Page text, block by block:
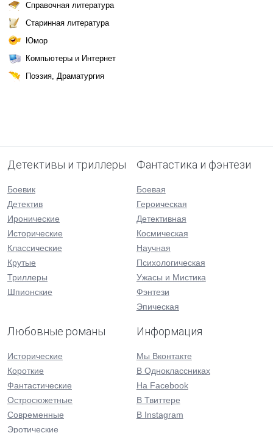
Справочная литература
Старинная литература
Юмор
Компьютеры и Интернет
Поэзия, Драматургия
Детективы и триллеры
Боевик
Детектив
Иронические
Исторические
Классические
Крутые
Триллеры
Шпионские
Фантастика и фэнтези
Боевая
Героическая
Детективная
Космическая
Научная
Психологическая
Ужасы и Мистика
Фэнтези
Эпическая
Любовные романы
Исторические
Короткие
Фантастические
Остросюжетные
Современные
Эротические
Информация
Мы Вконтакте
В Одноклассниках
На Facebook
В Твиттере
В Instagram